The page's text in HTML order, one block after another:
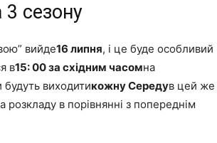
3 сезону
вийде16 липня, і це буде особливий
в15: 00 за східним часомна
будуть виходитикожну Середув цей же
розкладу в порівнянні з попереднім